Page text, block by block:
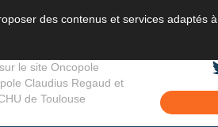
des contenus et services adaptés à
le site Oncopole
Claudius Regaud et
de Toulouse